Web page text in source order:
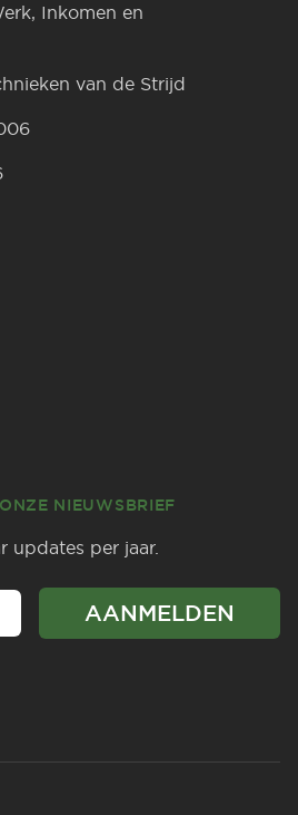
Inkomen en
van de Strijd
NIEUWSBRIEF
updates per jaar.